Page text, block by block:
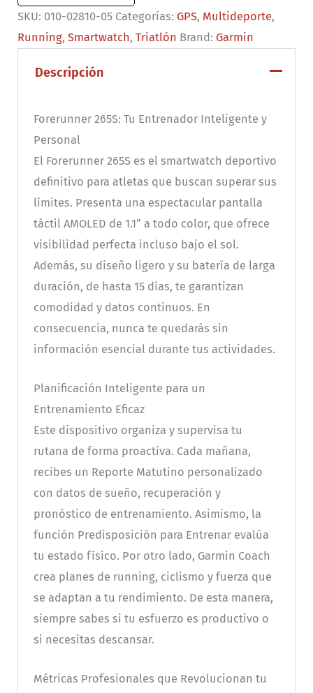
cantidad
SKU: 010-02810-05 Categorías: GPS, Multideporte,
Running,Smartwatch,Triatlón Brand: Garmin
Descripción
Forerunner 265S: Tu Entrenador Inteligente y
Personal
El Forerunner 265S es el smartwatch deportivo
definitivo para atletas que buscan superar sus
límites. Presenta una espectacular pantalla
táctil AMOLED de 1.1” a todo color, que ofrece
visibilidad perfecta incluso bajo el sol.
Además, su diseño ligero y su batería de larga
duración, de hasta 15 días, te garantizan
comodidad y datos continuos. En
consecuencia, nunca te quedarás sin
información esencial durante tus actividades.
Planificación Inteligente para un
Entrenamiento Eficaz
Este dispositivo organiza y supervisa tu
rutana de forma proactiva. Cada mañana,
recibes un Reporte Matutino personalizado
con datos de sueño, recuperación y
pronóstico de entrenamiento. Asimismo, la
función Predisposición para Entrenar evalúa
tu estado físico. Por otro lado, Garmin Coach
crea planes de running, ciclismo y fuerza que
se adaptan a tu rendimiento. De esta manera,
siempre sabes si tu esfuerzo es productivo o
si necesitas descansar.
Métricas Profesionales que Revolucionan tu